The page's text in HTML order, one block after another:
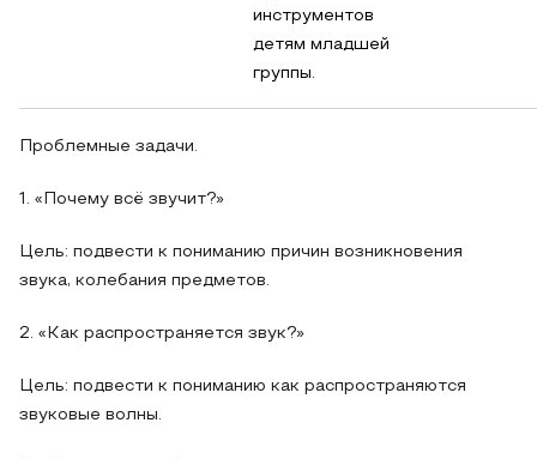
инструментов
детям младшей
группы.
Проблемные задачи.
1. «Почему всё звучит?»
Цель: подвести к пониманию причин возникновения
звука, колебания предметов.
2. «Как распространяется звук?»
Цель: подвести к пониманию как распространяются
звуковые волны.